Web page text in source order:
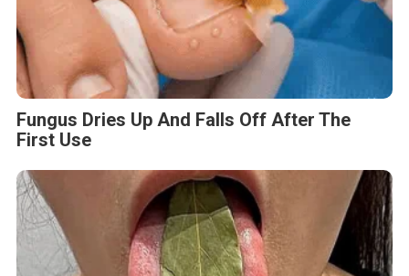
Fungus Dries Up And Falls Off After The
First Use